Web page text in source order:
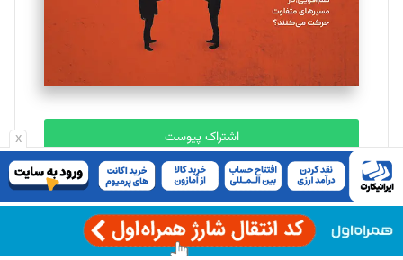
x
تحریریه
مصطفی مسجدی آرانی
تحریریه
بابک نقاش
تحریریه
اشتراک پیوست